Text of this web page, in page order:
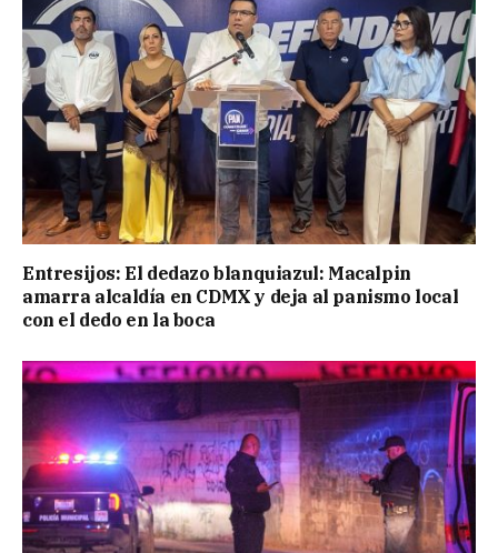
Entresijos: El dedazo blanquiazul: Macalpin
amarra alcaldía en CDMX y deja al panismo local
con el dedo en la boca